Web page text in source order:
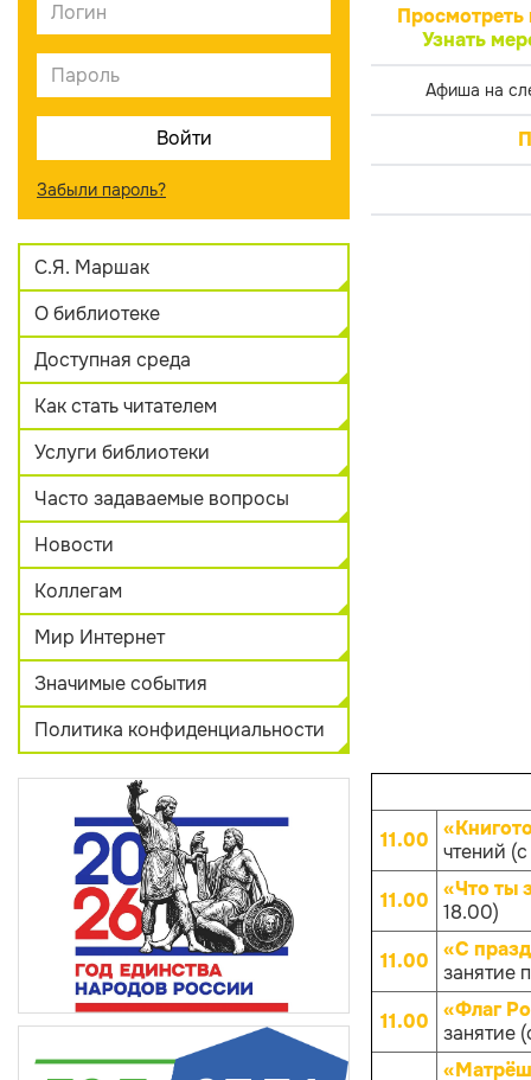
Забыли пароль?
С.Я. Маршак
О библиотеке
Доступная среда
Как стать читателем
Услуги библиотеки
Часто задаваемые вопросы
Новости
Коллегам
Мир Интернет
Значимые события
Политика конфиденциальности
Просмотреть
Узнать
Афиша на
11.00
чтений
11.00
«Что ты
18.00)
11.00
«С
занятие
11.00
«Флаг
занятие